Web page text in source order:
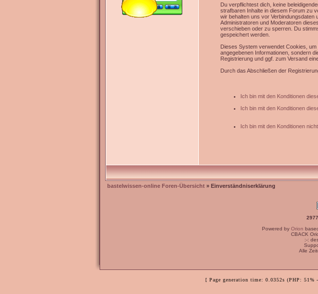
Du verpflichtest dich, keine
strafbaren Inhalte in diesem Forum zu
wir behalten uns vor Verbindungsdaten
Administratoren und Moderatoren
verschieben oder zu sperren. Du
gespeichert werden.
Dieses System verwendet Cookies,
angegebenen Informationen, sondern
Registrierung und ggf. zum Versand
Durch das Abschließen der
Ich bin mit den Konditionen
Ich bin mit den Konditionen
Ich bin mit den Konditionen
bastelwissen-online Foren-Übersicht » Einverständniserklärung
Powered by Orion
CBACK
:-:
Alle
[ Page generation time: 0.0352s (PHP: